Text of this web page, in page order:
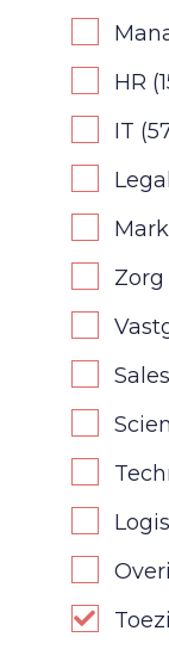
HR
IT
Legal
Sales